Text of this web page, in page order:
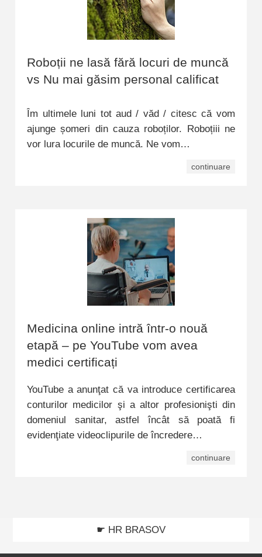
Roboții ne lasă fără locuri de muncă
vs Nu mai găsim personal calificat
Îm ultimele luni tot aud / văd / citesc că vom
ajunge șomeri din cauza roboților. Roboțiii ne
vor lura locurile de muncă. Ne vom…
continuare
Medicina online intră într-o nouă
etapă – pe YouTube vom avea
medici certificați
YouTube a anunţat că va introduce certificarea
conturilor medicilor şi a altor profesionişti din
domeniul sanitar, astfel încât să poată fi
evidenţiate videoclipurile de încredere…
continuare
☛ HR BRASOV